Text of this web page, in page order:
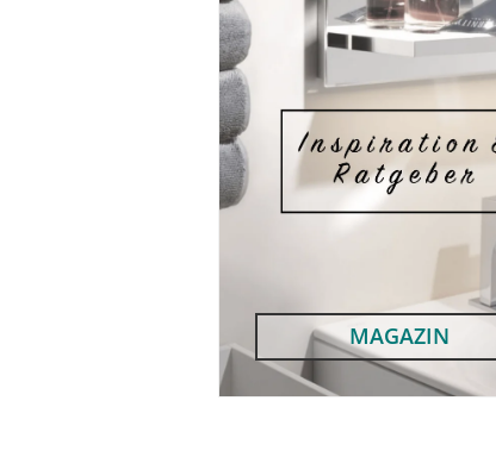
MAGAZIN